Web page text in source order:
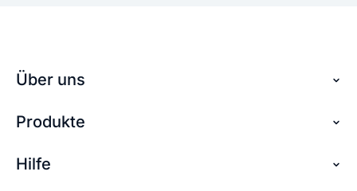
Über uns
Über checkdomain
Partnerprogramm
Produkte
Domain reservieren
Hilfe